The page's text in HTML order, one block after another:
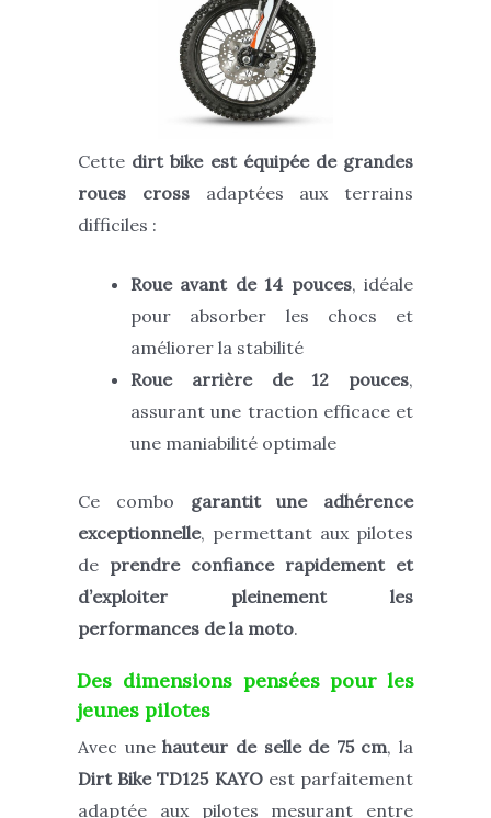
Cette dirt bike est équipée de grandes
roues crossadaptées aux terrains
difficiles :
Roue avant de 14 pouces, idéale
pour absorber les chocs et
améliorer la stabilité
Roue arrière de 12 pouces,
assurant une traction efficace et
une maniabilité optimale
Ce combo garantit une adhérence
exceptionnelle, permettant aux pilotes
de prendre confiance rapidement et
d’exploiter pleinement les
performances de la moto.
Des dimensions pensées pour les
jeunes pilotes
Avec unehauteur de selle de 75 cm, la
Dirt Bike TD125 KAYO est parfaitement
adaptée aux pilotes mesurant entre